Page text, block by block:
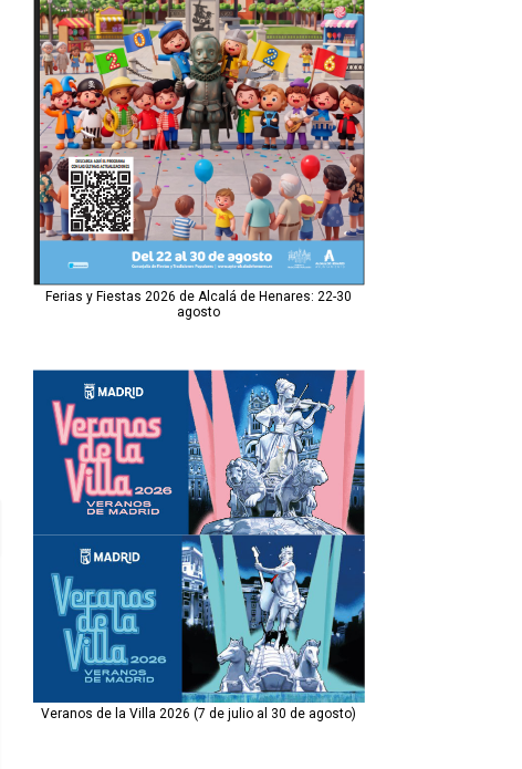
Ferias y Fiestas 2026 de Alcalá de Henares: 22-30
agosto
Veranos de la Villa 2026 (7 de julio al 30 de agosto)